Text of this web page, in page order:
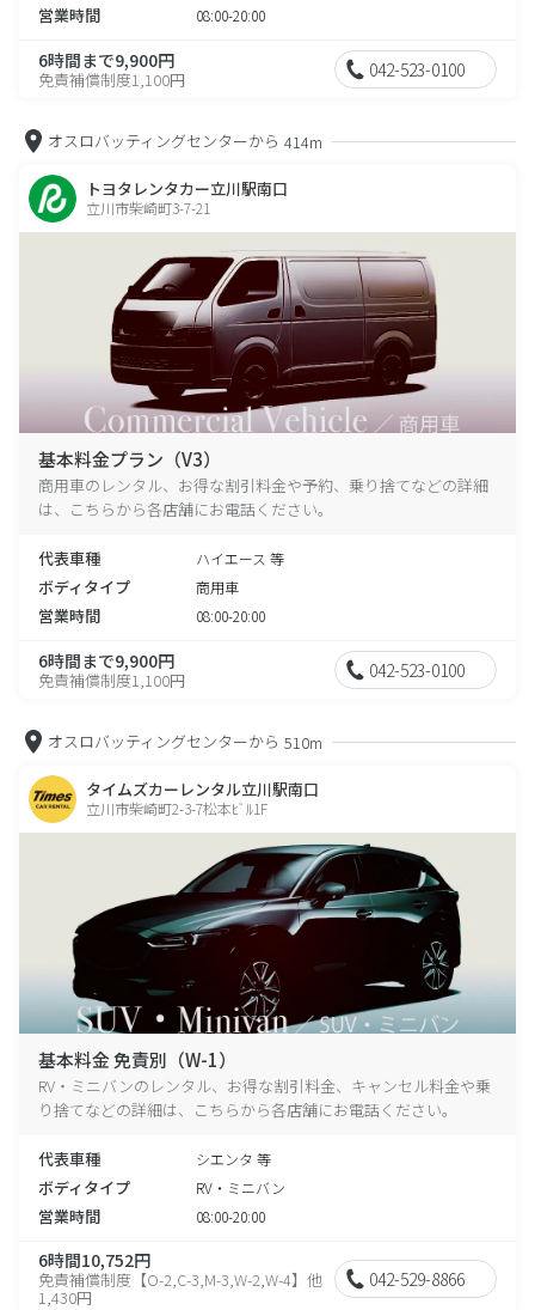
営業時間 08:00-20:00
6時間まで9,900円
免責補償制度1,100円 042-523-0100
オスロバッティングセンターから 414m
トヨタレンタカー立川駅南口
立川市柴崎町3-7-21
基本料金プラン（V3）
商用車のレンタル、お得な割引料金や予約、乗り捨てなどの詳細
は、こちらから各店舗にお電話ください。
代表車種 ハイエース 等
ボディタイプ 商用車
営業時間 08:00-20:00
6時間まで9,900円
免責補償制度1,100円 042-523-0100
オスロバッティングセンターから 510m
タイムズカーレンタル立川駅南口
立川市柴崎町2-3-7松本ﾋﾞﾙ1F
基本料金 免責別（W-1）
RV・ミニバンのレンタル、お得な割引料金、キャンセル料金や乗
り捨てなどの詳細は、こちらから各店舗にお電話ください。
代表車種 シエンタ 等
ボディタイプ RV・ミニバン
営業時間 08:00-20:00
6時間10,752円
免責補償制度【O-2,C-3,M-3,W-2,W-4】他
1,430円
042-529-8866